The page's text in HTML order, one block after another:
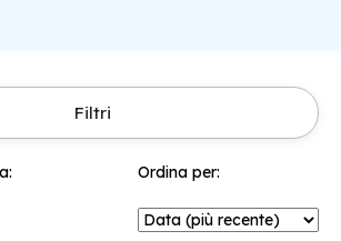
Filtri
Ordina per: